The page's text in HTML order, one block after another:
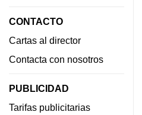
CONTACTO
Cartas al director
Contacta con nosotros
PUBLICIDAD
Tarifas publicitarias